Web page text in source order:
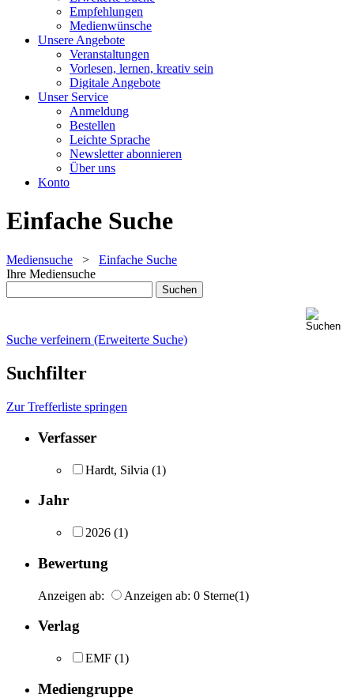
Empfehlungen
Medienwünsche
Unsere Angebote
Veranstaltungen
Vorlesen, lernen, kreativ sein
Digitale Angebote
Unser Service
Anmeldung
Bestellen
Leichte Sprache
Newsletter abonnieren
Über uns
Konto
Einfache Suche
Mediensuche > Einfache Suche
Ihre Mediensuche
Suche verfeinern (Erweiterte Suche)
Suchfilter
Zur Trefferliste springen
Verfasser
Hardt, Silvia (1)
Jahr
2026 (1)
Bewertung
Anzeigen ab: Anzeigen ab: 0 Sterne(1)
Verlag
EMF (1)
Mediengruppe